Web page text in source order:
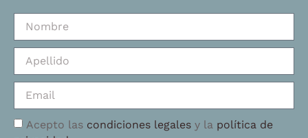
Acepto las condiciones legales y la política de